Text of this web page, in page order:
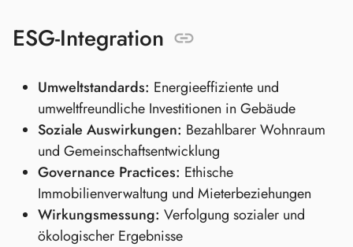
ESG-Integration
Umweltstandards: Energieeffiziente und
umweltfreundliche Investitionen in Gebäude
Soziale Auswirkungen: Bezahlbarer Wohnraum
und Gemeinschaftsentwicklung
Governance Practices: Ethische
Immobilienverwaltung und Mieterbeziehungen
Wirkungsmessung: Verfolgung sozialer und
ökologischer Ergebnisse